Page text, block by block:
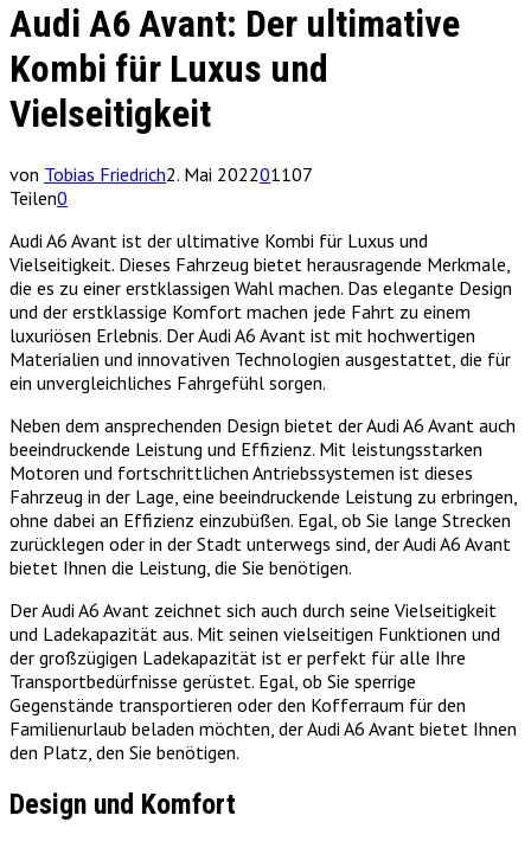
Audi A6 Avant: Der ultimative
Kombi für Luxus und
Vielseitigkeit
von Tobias Friedrich2. Mai 202201107
Teilen0
Audi A6 Avant ist der ultimative Kombi für Luxus und
Vielseitigkeit. Dieses Fahrzeug bietet herausragende Merkmale,
die es zu einer erstklassigen Wahl machen. Das elegante Design
und der erstklassige Komfort machen jede Fahrt zu einem
luxuriösen Erlebnis. Der Audi A6 Avant ist mit hochwertigen
Materialien und innovativen Technologien ausgestattet, die für
ein unvergleichliches Fahrgefühl sorgen.
Neben dem ansprechenden Design bietet der Audi A6 Avant auch
beeindruckende Leistung und Effizienz. Mit leistungsstarken
Motoren und fortschrittlichen Antriebssystemen ist dieses
Fahrzeug in der Lage, eine beeindruckende Leistung zu erbringen,
ohne dabei an Effizienz einzubüßen. Egal, ob Sie lange Strecken
zurücklegen oder in der Stadt unterwegs sind, der Audi A6 Avant
bietet Ihnen die Leistung, die Sie benötigen.
Der Audi A6 Avant zeichnet sich auch durch seine Vielseitigkeit
und Ladekapazität aus. Mit seinen vielseitigen Funktionen und
der großzügigen Ladekapazität ist er perfekt für alle Ihre
Transportbedürfnisse gerüstet. Egal, ob Sie sperrige
Gegenstände transportieren oder den Kofferraum für den
Familienurlaub beladen möchten, der Audi A6 Avant bietet Ihnen
den Platz, den Sie benötigen.
Design und Komfort